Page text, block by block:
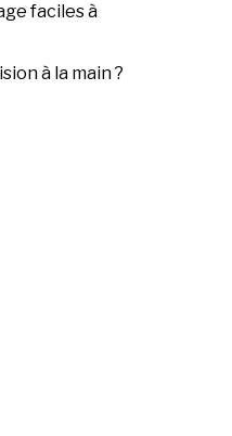
faciles à
à la main ?